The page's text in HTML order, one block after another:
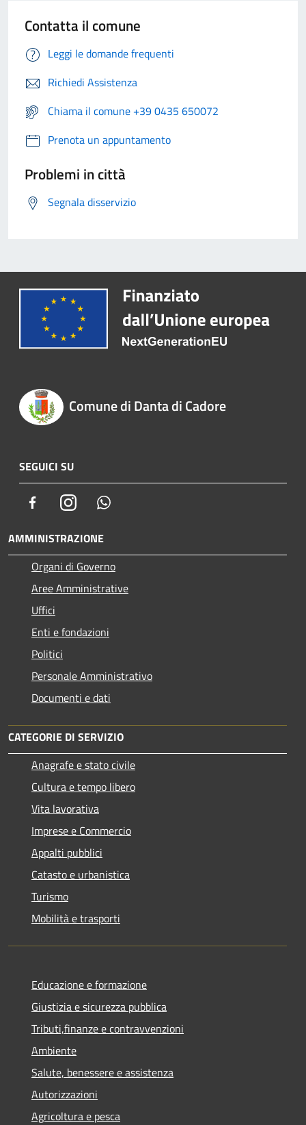
Contatta il comune
Leggi le domande frequenti
Richiedi Assistenza
Chiama il comune +39 0435 650072
Prenota un appuntamento
Problemi in città
Segnala disservizio
Comune di Danta di Cadore
SEGUICI SU
FacebookInstagram
AMMINISTRAZIONE
Organi di Governo
Aree Amministrative
Uffici
Enti e fondazioni
Politici
Personale Amministrativo
Documenti e dati
CATEGORIE DI SERVIZIO
Anagrafe e stato civile
Cultura e tempo libero
Vita lavorativa
Imprese e Commercio
Appalti pubblici
Catasto e urbanistica
Turismo
Mobilità e trasporti
Educazione e formazione
Giustizia e sicurezza pubblica
Tributi,finanze e contravvenzioni
Ambiente
Salute, benessere e assistenza
Autorizzazioni
Agricoltura e pesca